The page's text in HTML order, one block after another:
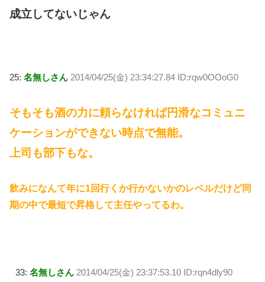
成立してないじゃん
25: 名無しさん 2014/04/25(金) 23:34:27.84 ID:rqw0OOoG0
そもそも酒の力に頼らなければ円滑なコミュニ
ケーションができない時点で無能。
上司も部下もな。
飲みになんて年に1回行くか行かないかのレベルだけど同
期の中で最短で昇格して主任やってるわ。
33: 名無しさん 2014/04/25(金) 23:37:53.10 ID:rqn4dly90